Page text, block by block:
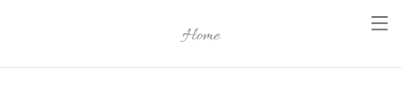
Home